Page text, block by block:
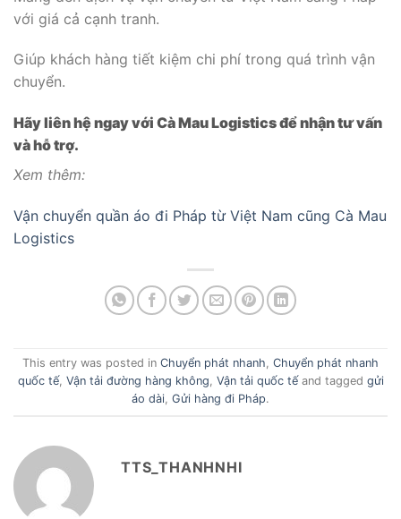
với giá cả cạnh tranh.
Giúp khách hàng tiết kiệm chi phí trong quá trình vận
chuyển.
Hãy liên hệ ngay với Cà Mau Logistics để nhận tư vấn
và hỗ trợ.
Xem thêm:
Vận chuyển quần áo đi Pháp từ Việt Nam cũng Cà Mau
Logistics
This entry was posted in Chuyển phát nhanh, Chuyển phát nhanh
quốc tế, Vận tải đường hàng không, Vận tải quốc tếand tagged gửi
áo dài, Gửi hàng đi Pháp.
TTS_THANHNHI